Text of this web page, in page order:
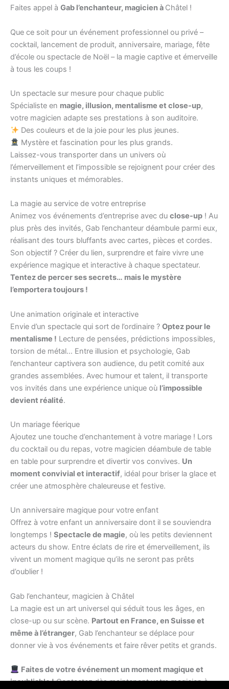
Faites appel à Gab l’enchanteur, magicien à Châtel !
Que ce soit pour un événement professionnel ou privé –
cocktail, lancement de produit, anniversaire, mariage, fête
d’école ou spectacle de Noël – la magie captive et émerveille
à tous les coups !
Un spectacle sur mesure pour chaque public
Spécialiste en magie, illusion, mentalisme et close-up,
votre magicien adapte ses prestations à son auditoire.
Des couleurs et de la joie pour les plus jeunes.
Mystère et fascination pour les plus grands.
Laissez-vous transporter dans un univers où
l’émerveillement et l’impossible se rejoignent pour créer des
instants uniques et mémorables.
La magie au service de votre entreprise
Animez vos événements d’entreprise avec du close-up ! Au
plus près des invités, Gab l’enchanteur déambule parmi eux,
réalisant des tours bluffants avec cartes, pièces et cordes.
Son objectif ? Créer du lien, surprendre et faire vivre une
expérience magique et interactive à chaque spectateur.
Tentez de percer ses secrets… mais le mystère
l’emportera toujours !
Une animation originale et interactive
Envie d’un spectacle qui sort de l’ordinaire ? Optez pour le
mentalisme ! Lecture de pensées, prédictions impossibles,
torsion de métal… Entre illusion et psychologie, Gab
l’enchanteur captivera son audience, du petit comité aux
grandes assemblées. Avec humour et talent, il transporte
vos invités dans une expérience unique où l’impossible
devient réalité.
Un mariage féerique
Ajoutez une touche d’enchantement à votre mariage ! Lors
du cocktail ou du repas, votre magicien déambule de table
en table pour surprendre et divertir vos convives. Un
moment convivial et interactif, idéal pour briser la glace et
créer une atmosphère chaleureuse et festive.
Un anniversaire magique pour votre enfant
Offrez à votre enfant un anniversaire dont il se souviendra
longtemps ! Spectacle de magie, où les petits deviennent
acteurs du show. Entre éclats de rire et émerveillement, ils
vivent un moment magique qu’ils ne seront pas prêts
d’oublier !
Gab l’enchanteur, magicien à Châtel
La magie est un art universel qui séduit tous les âges, en
close-up ou sur scène. Partout en France, en Suisse et
même à l’étranger, Gab l’enchanteur se déplace pour
donner vie à vos événements et faire rêver petits et grands.
Faites de votre événement un moment magique et
inoubliable !Contactez dès maintenant votre magicien à